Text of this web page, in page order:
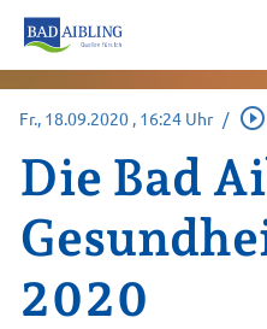
Fr., 18.09.2020 , 16:24 Uhr / play_circle_outline
Die Bad
2020